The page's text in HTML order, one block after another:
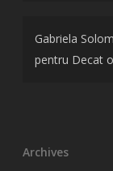
Gabriela
pentru Decat
Archives